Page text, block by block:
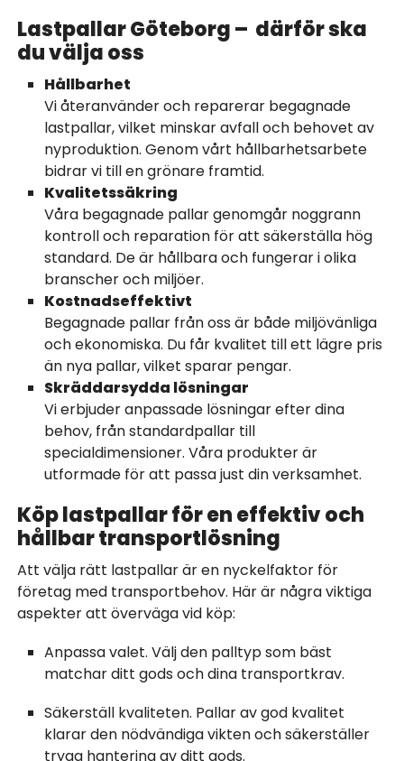
Lastpallar Göteborg – därför ska
du välja oss
Hållbarhet
Vi återanvänder och reparerar begagnade
lastpallar, vilket minskar avfall och behovet av
nyproduktion. Genom vårt hållbarhetsarbete
bidrar vi till en grönare framtid.
Kvalitetssäkring
Våra begagnade pallar genomgår noggrann
kontroll och reparation för att säkerställa hög
standard. De är hållbara och fungerar i olika
branscher och miljöer.
Kostnadseffektivt
Begagnade pallar från oss är både miljövänliga
och ekonomiska. Du får kvalitet till ett lägre pris
än nya pallar, vilket sparar pengar.
Skräddarsydda lösningar
Vi erbjuder anpassade lösningar efter dina
behov, från standardpallar till
specialdimensioner. Våra produkter är
utformade för att passa just din verksamhet.
Köp lastpallar för en effektiv och
hållbar transportlösning
Att välja rätt lastpallar är en nyckelfaktor för
företag med transportbehov. Här är några viktiga
aspekter att överväga vid köp:
Anpassa valet. Välj den palltyp som bäst
matchar ditt gods och dina transportkrav.
Säkerställ kvaliteten. Pallar av god kvalitet
klarar den nödvändiga vikten och säkerställer
trygg hantering av ditt gods.